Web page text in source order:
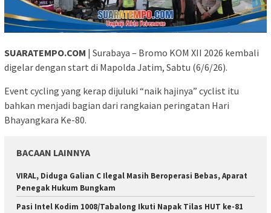
SUARATEMPO.COM | Surabaya – Bromo KOM XII 2026 kembali
digelar dengan start di Mapolda Jatim, Sabtu (6/6/26).
Event cycling yang kerap dijuluki “naik hajinya” cyclist itu
bahkan menjadi bagian dari rangkaian peringatan Hari
Bhayangkara Ke-80.
BACAAN LAINNYA
VIRAL, Diduga Galian C Ilegal Masih Beroperasi Bebas, Aparat
Penegak Hukum Bungkam
Pasi Intel Kodim 1008/Tabalong Ikuti Napak Tilas HUT ke-81